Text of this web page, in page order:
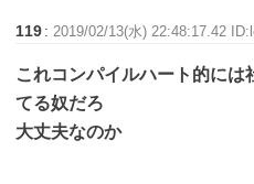
119 : 2019/02/13(水) 22:48:17.42
これコンパイルハート的に
てる奴だろ
大丈夫なのか